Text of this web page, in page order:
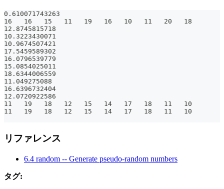
0.610071743263
16   16   15   11   19   16   10   11   20   18
12.8745815718
10.3223430071
10.9674507421
17.5459589302
16.0796539779
15.0854025011
18.6344006559
11.049275088
16.6396732404
12.0720922586
11   19   18   12   15   14   17   18   11   10
11   19   18   12   15   14   17   18   11   10
リファレンス
6.4 random -- Generate pseudo-random numbers
タグ: